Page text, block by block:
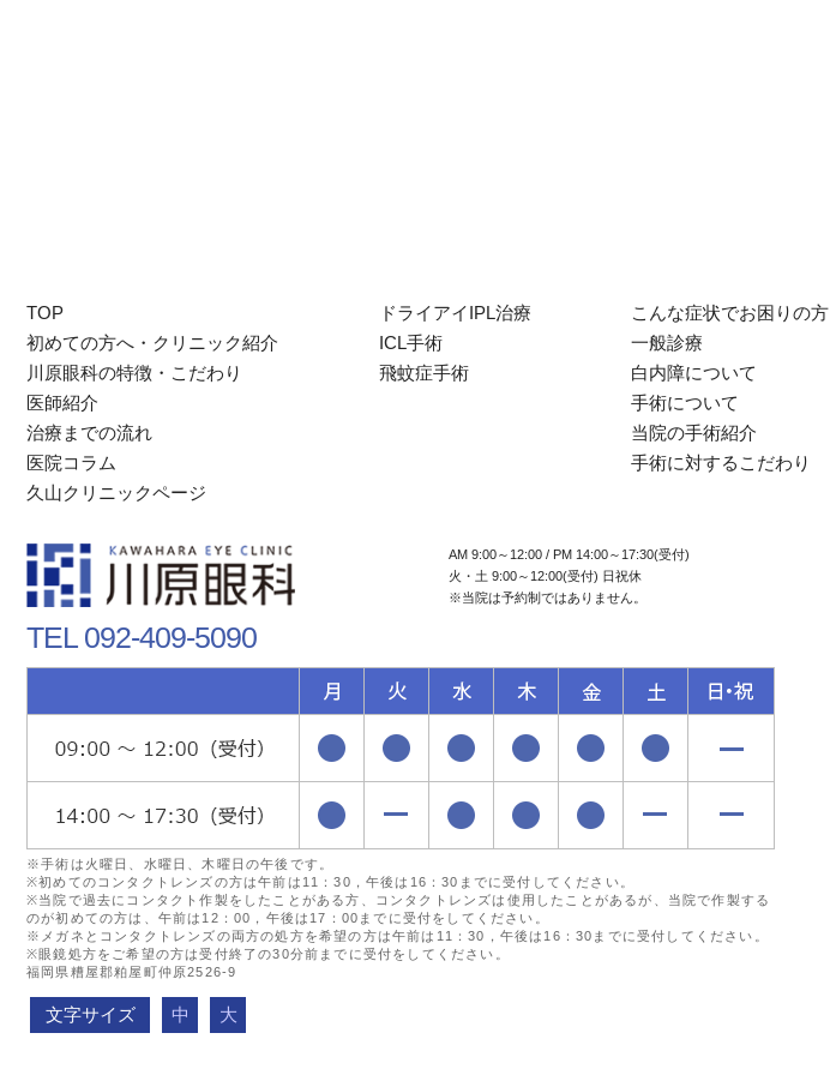
TOP
初めての方へ・クリニック紹介
川原眼科の特徴・こだわり
医師紹介
治療までの流れ
医院コラム
久山クリニックページ
ドライアイIPL治療
ICL手術
飛蚊症手術
こんな症状でお困りの方
一般診療
白内障について
手術について
当院の手術紹介
手術に対するこだわり
TEL 092-409-5090
AM 9:00～12:00 / PM 14:00～17:30(受付)
火・土 9:00～12:00(受付) 日祝休
※当院は予約制ではありません。
※手術は火曜日、水曜日、木曜日の午後です。
※初めてのコンタクトレンズの方は午前は11：30，午後は16：30までに受付してください。
※当院で過去にコンタクト作製をしたことがある方、コンタクトレンズは使用したことがあるが、当院で作製する
のが初めての方は、午前は12：00，午後は17：00までに受付をしてください。
※メガネとコンタクトレンズの両方の処方を希望の方は午前は11：30，午後は16：30までに受付してください。
※眼鏡処方をご希望の方は受付終了の30分前までに受付をしてください。
福岡県糟屋郡粕屋町仲原2526-9
文字サイズ 中 大